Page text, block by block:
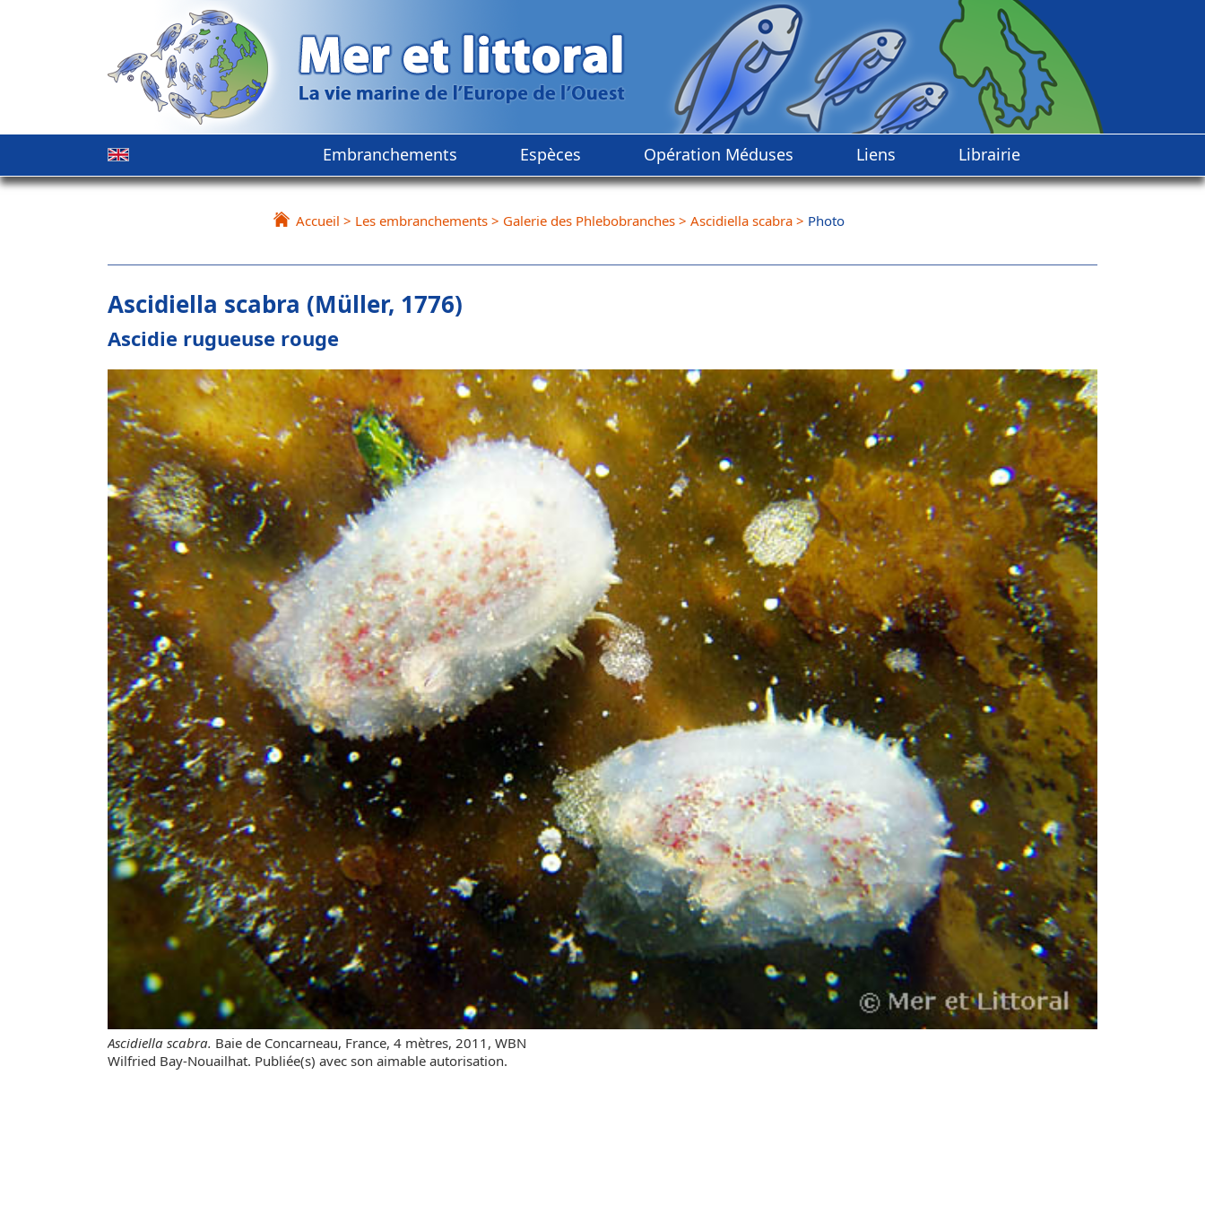
Embranchements Espèces Opération Méduses Liens Librairie
Accueil > Les embranchements > Galerie des Phlebobranches > Ascidiella scabra > Photo
Ascidiella scabra (Müller, 1776)
Ascidie rugueuse rouge
Ascidiella scabra. Baie de Concarneau, France, 4 mètres, 2011, WBN
Wilfried Bay-Nouailhat. Publiée(s) avec son aimable autorisation.